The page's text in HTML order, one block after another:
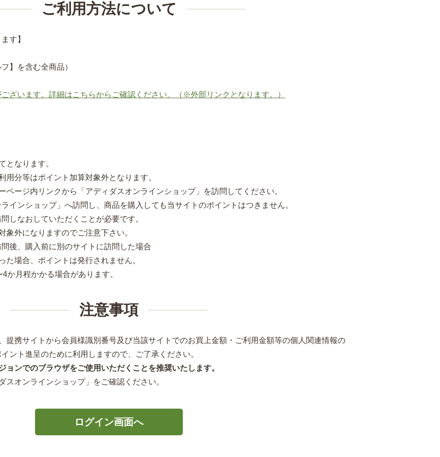
ご利用方法について
す】
】を含む全商品）
ざいます。詳細はこちらからご確認ください。（※外部リンクとなります。）
となります。
分等はポイント加算対象外となります。
ページ内リンクから「アディダスオンラインショップ」を訪問してください。
インショップ」へ訪問し、商品を購入しても当サイトのポイントはつきません。
しなおしていただくことが必要です。
外になりますのでご注意下さい。
後、購入前に別のサイトに訪問した場合
場合、ポイントは発行されません。
か月程かかる場合があります。
注意事項
提携サイトから会員様識別番号及び当該サイトでのお買上金額・ご利用金額等の個人関連情報の
ント進呈のために利用しますので、ご了承ください。
ョンでのブラウザをご使用いただくことを推奨いたします。
オンラインショップ」をご確認ください。